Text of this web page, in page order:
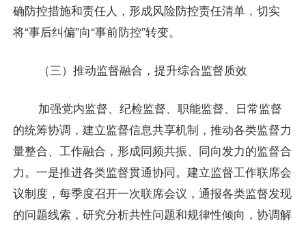
确防控措施和责任人，形成风险防控责任清单，切实
将“事后纠偏”向“事前防控”转变。
（三）推动监督融合，提升综合监督质效
加强党内监督、纪检监督、职能监督、日常监督
的统筹协调，建立监督信息共享机制，推动各类监督力
量整合、工作融合，形成同频共振、同向发力的监督合
力。一是推进各类监督贯通协同。建立监督工作联席会
议制度，每季度召开一次联席会议，通报各类监督发现
的问题线索，研究分析共性问题和规律性倾向，协调解